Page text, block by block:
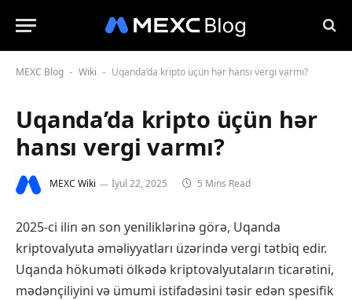
MEXC Blog - Wiki - Uqanda’da kripto üçün hər hansı vergi varmı?
Uqanda’da kripto üçün hər
hansı vergi varmı?
MEXC Wiki İyul 22, 2025 5 Mins Read
2025-ci ilin ən son yeniliklərinə görə, Uqanda
kriptovalyuta əməliyyatları üzərində vergi tətbiq edir.
Uqanda hökuməti ölkədə kriptovalyutaların ticarətini,
mədənçiliyini və ümumi istifadəsini təsir edən spesifik